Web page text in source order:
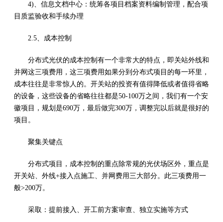
4)、信息文档中心：统筹各项目档案资料编制管理，配合项
目质监验收和手续办理
2.5、成本控制
分布式光伏的成本控制有一个非常大的特点，即关站外线和
并网这三项费用，这三项费用如果分到分布式项目的每一环里，
成本往往是非常惊人的。开关站的投资有值得降低或者值得省略
的设备，这些设备的省略往往都是50-100万之间，我们有一个安
徽项目，规划是690万，最后做完300万，调整完以后就是很好的
项目。
聚集关键点
分布式项目，成本控制的重点除常规的光伏场区外，重点是
开关站、外线+接入点施工、并网费用三大部分。此三项费用一
般>200万。
采取：提前接入、开工前方案审查、独立实施等方式